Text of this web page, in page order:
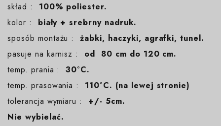
skład : 100% poliester.
kolor : biały + srebrny nadruk.
sposób montażu :żabki, haczyki, agrafki, tunel.
pasuje na karnisz : od 80 cm do 120 cm.
temp. prania :30°C.
temp. prasowania : 110°C. (na lewej stronie)
tolerancja wymiaru :
+/- 5cm.
Nie wybielać.